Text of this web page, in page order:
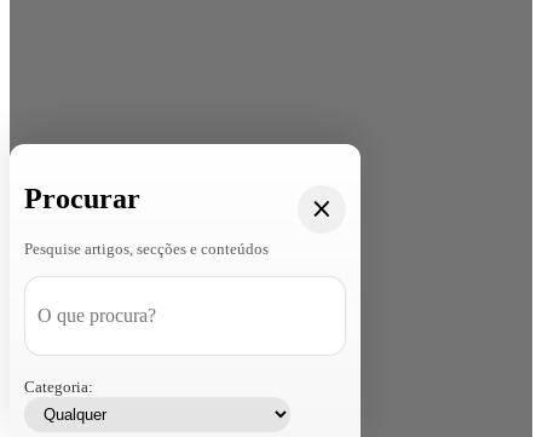
Procurar
Pesquise artigos, secções e conteúdos
Categoria: